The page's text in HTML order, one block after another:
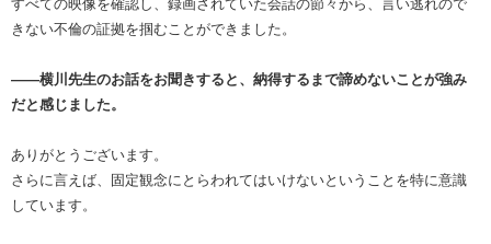
すべての映像を確認し、録画されていた会話の節々から、言い逃れので
きない不倫の証拠を掴むことができました。
――横川先生のお話をお聞きすると、納得するまで諦めないことが強み
だと感じました。
ありがとうございます。
さらに言えば、固定観念にとらわれてはいけないということを特に意識
しています。